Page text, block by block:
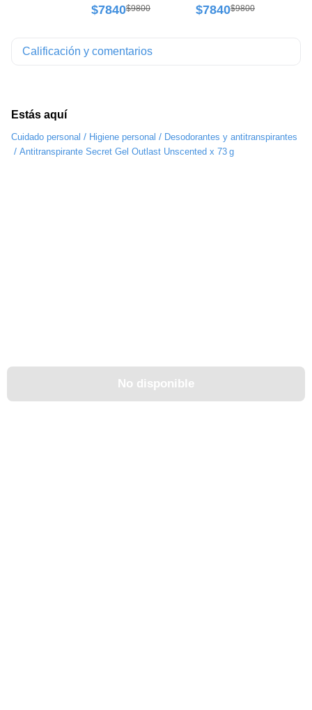
Estás aquí
Cuidado personal / Higiene personal / Desodorantes y antitranspirantes
/ Antitranspirante Secret Gel Outlast Unscented x 73 g
$7840$9800 $7840$9800
No disponible
Calificación y comentarios